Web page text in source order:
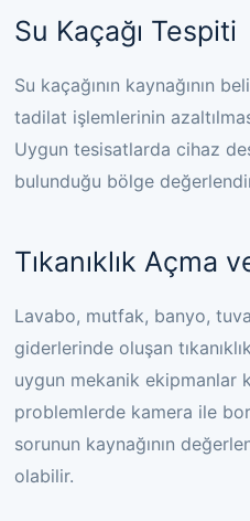
Su Kaçağı Tespiti
Su kaçağının kaynağının
tadilat işlemlerinin
Uygun tesisatlarda cihaz
bulunduğu bölge
Tıkanıklık Açma
Lavabo, mutfak, banyo,
giderlerinde oluşan
uygun mekanik ekipmanlar
problemlerde kamera ile
sorunun kaynağının
olabilir.